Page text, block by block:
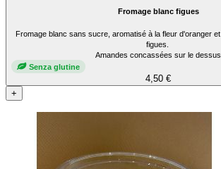
Fromage blanc figues
Fromage blanc sans sucre, aromatisé à la fleur d'oranger et agrémenté de confit de
figues.
Amandes concassées sur le dessus
Senza glutine
4,50 €
+